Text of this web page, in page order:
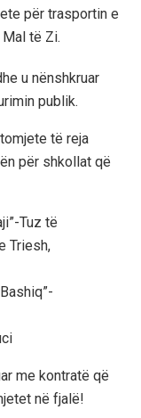
për trasportin e
të Zi.
u nënshkruar
publik.
të reja
për shkollat që
Tuz të
Triesh,
me kontratë që
në fjalë!